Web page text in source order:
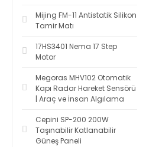
Mijing FM-11 Antistatik Silikon
Tamir Matı
17HS3401 Nema 17 Step
Motor
Megoras MHV102 Otomatik
Kapı Radar Hareket Sensörü
| Araç ve İnsan Algılama
Cepini SP-200 200W
Taşınabilir Katlanabilir
Güneş Paneli